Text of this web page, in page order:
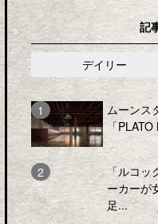
記
デイリー
ムーンス
「
「ルコッ
ーカーが
足...